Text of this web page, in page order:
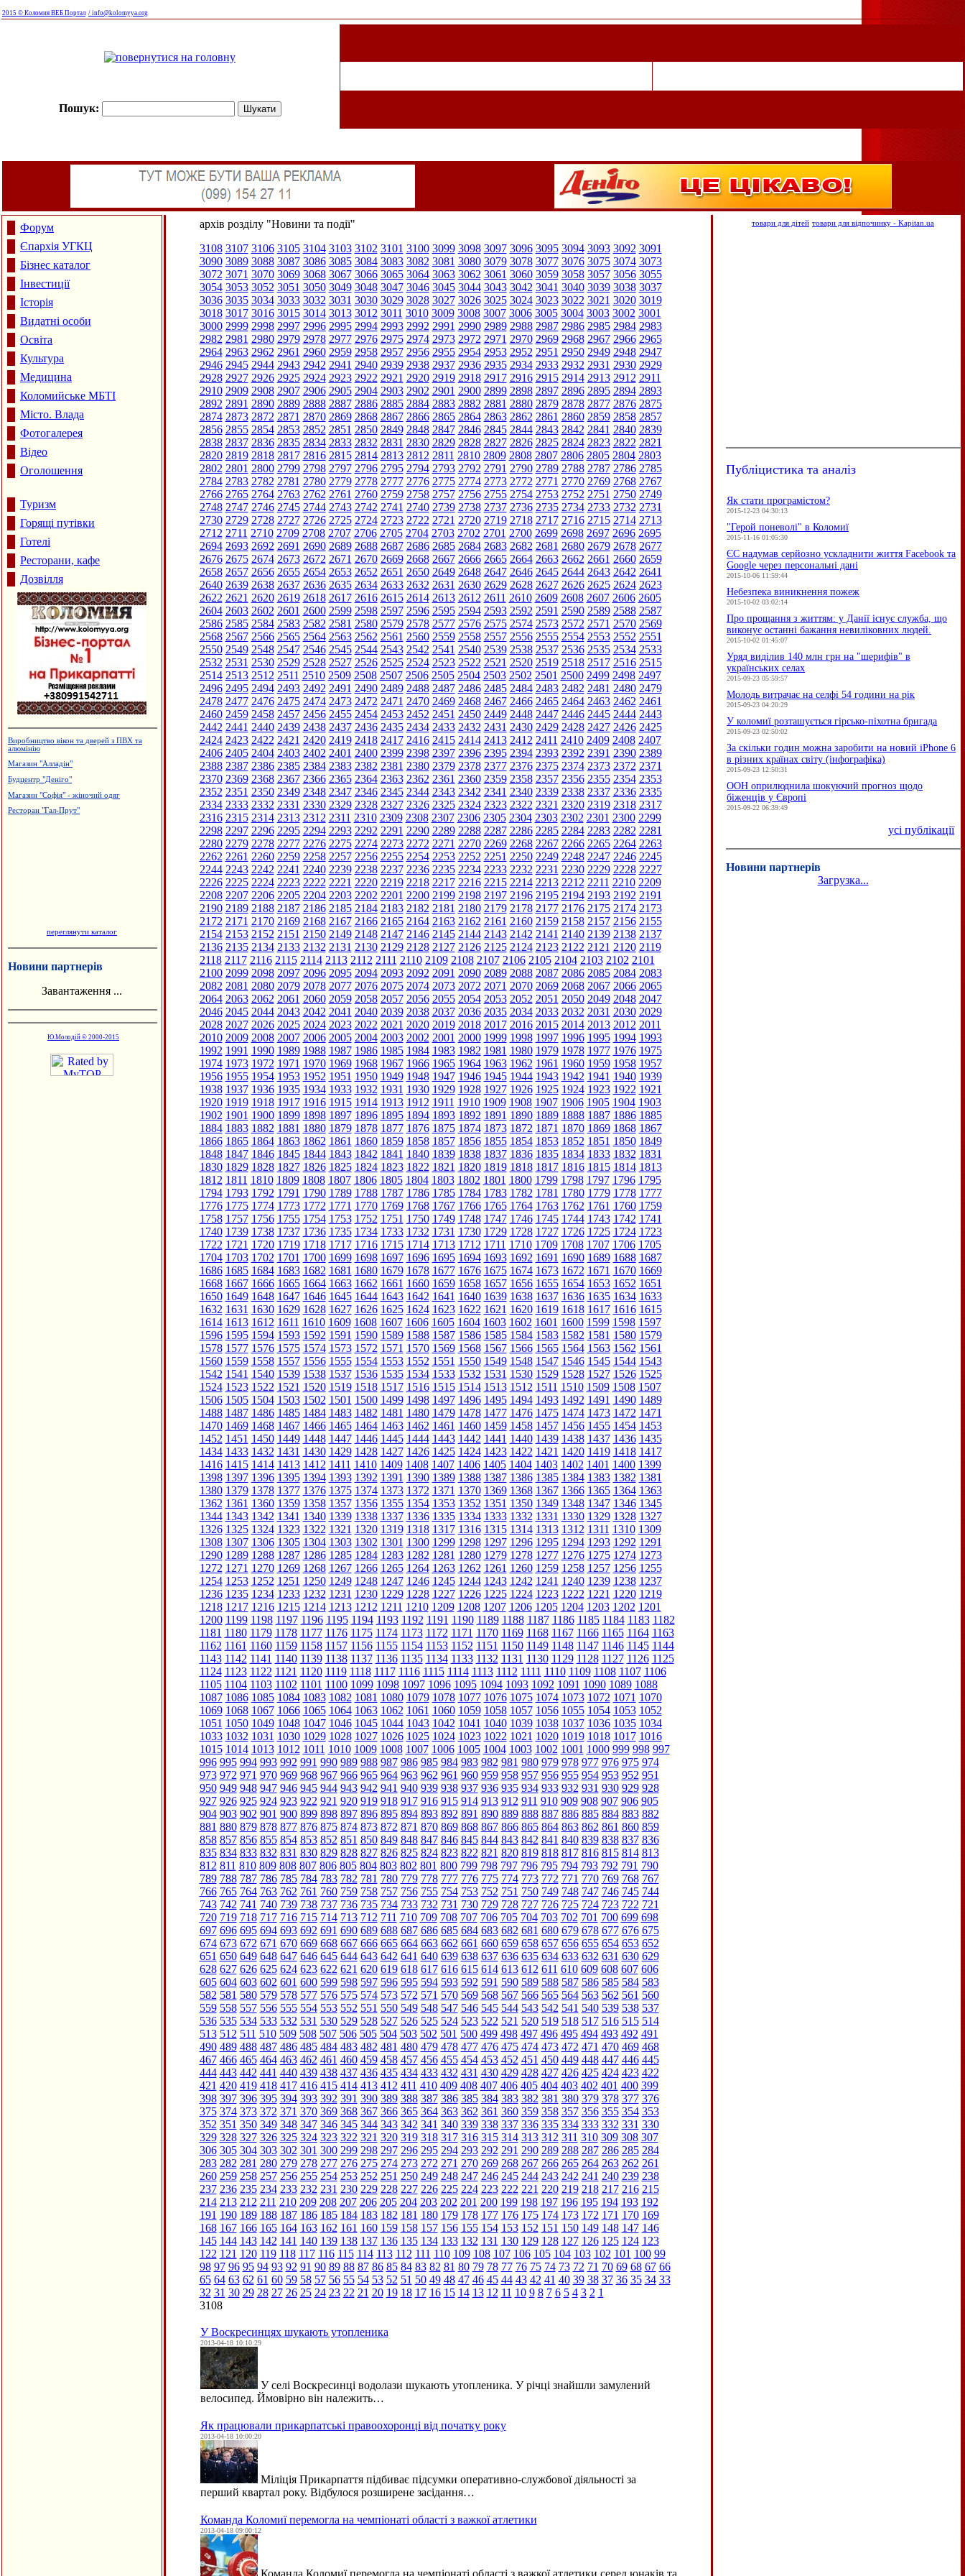
2015 © Коломия ВЕБ Портал / info@kolomyya.org
Пошук:
Форум
Єпархія УГКЦ
Бізнес каталог
Інвестиції
Історія
Видатні особи
Освіта
Культура
Медицина
Коломийське МБТІ
Місто. Влада
Фотогалерея
Відео
Оголошення
Туризм
Горящі путівки
Готелі
Ресторани, кафе
Дозвілля
Виробництво вікон та дверей з ПВХ та
алюмінію
Магазин "Алладін"
Будцентр "Деніго"
Магазин "Софія" - жіночий одяг
Ресторан "Гал-Прут"
переглянути каталог
Новини партнерів
Завантаження ...
Ю.Молодій © 2000-2015
архів розділу "Новини та події"
3108 3107 3106 3105 3104 3103 3102 3101 3100 3099 3098 3097 3096 3095 3094 3093 3092 3091
3090 3089 3088 3087 3086 3085 3084 3083 3082 3081 3080 3079 3078 3077 3076 3075 3074 3073
3072 3071 3070 3069 3068 3067 3066 3065 3064 3063 3062 3061 3060 3059 3058 3057 3056 3055
3054 3053 3052 3051 3050 3049 3048 3047 3046 3045 3044 3043 3042 3041 3040 3039 3038 3037
3036 3035 3034 3033 3032 3031 3030 3029 3028 3027 3026 3025 3024 3023 3022 3021 3020 3019
3018 3017 3016 3015 3014 3013 3012 3011 3010 3009 3008 3007 3006 3005 3004 3003 3002 3001
3000 2999 2998 2997 2996 2995 2994 2993 2992 2991 2990 2989 2988 2987 2986 2985 2984 2983
2982 2981 2980 2979 2978 2977 2976 2975 2974 2973 2972 2971 2970 2969 2968 2967 2966 2965
2964 2963 2962 2961 2960 2959 2958 2957 2956 2955 2954 2953 2952 2951 2950 2949 2948 2947
2946 2945 2944 2943 2942 2941 2940 2939 2938 2937 2936 2935 2934 2933 2932 2931 2930 2929
2928 2927 2926 2925 2924 2923 2922 2921 2920 2919 2918 2917 2916 2915 2914 2913 2912 2911
2910 2909 2908 2907 2906 2905 2904 2903 2902 2901 2900 2899 2898 2897 2896 2895 2894 2893
2892 2891 2890 2889 2888 2887 2886 2885 2884 2883 2882 2881 2880 2879 2878 2877 2876 2875
2874 2873 2872 2871 2870 2869 2868 2867 2866 2865 2864 2863 2862 2861 2860 2859 2858 2857
2856 2855 2854 2853 2852 2851 2850 2849 2848 2847 2846 2845 2844 2843 2842 2841 2840 2839
2838 2837 2836 2835 2834 2833 2832 2831 2830 2829 2828 2827 2826 2825 2824 2823 2822 2821
2820 2819 2818 2817 2816 2815 2814 2813 2812 2811 2810 2809 2808 2807 2806 2805 2804 2803
2802 2801 2800 2799 2798 2797 2796 2795 2794 2793 2792 2791 2790 2789 2788 2787 2786 2785
2784 2783 2782 2781 2780 2779 2778 2777 2776 2775 2774 2773 2772 2771 2770 2769 2768 2767
2766 2765 2764 2763 2762 2761 2760 2759 2758 2757 2756 2755 2754 2753 2752 2751 2750 2749
2748 2747 2746 2745 2744 2743 2742 2741 2740 2739 2738 2737 2736 2735 2734 2733 2732 2731
2730 2729 2728 2727 2726 2725 2724 2723 2722 2721 2720 2719 2718 2717 2716 2715 2714 2713
2712 2711 2710 2709 2708 2707 2706 2705 2704 2703 2702 2701 2700 2699 2698 2697 2696 2695
2694 2693 2692 2691 2690 2689 2688 2687 2686 2685 2684 2683 2682 2681 2680 2679 2678 2677
2676 2675 2674 2673 2672 2671 2670 2669 2668 2667 2666 2665 2664 2663 2662 2661 2660 2659
2658 2657 2656 2655 2654 2653 2652 2651 2650 2649 2648 2647 2646 2645 2644 2643 2642 2641
2640 2639 2638 2637 2636 2635 2634 2633 2632 2631 2630 2629 2628 2627 2626 2625 2624 2623
2622 2621 2620 2619 2618 2617 2616 2615 2614 2613 2612 2611 2610 2609 2608 2607 2606 2605
2604 2603 2602 2601 2600 2599 2598 2597 2596 2595 2594 2593 2592 2591 2590 2589 2588 2587
2586 2585 2584 2583 2582 2581 2580 2579 2578 2577 2576 2575 2574 2573 2572 2571 2570 2569
2568 2567 2566 2565 2564 2563 2562 2561 2560 2559 2558 2557 2556 2555 2554 2553 2552 2551
2550 2549 2548 2547 2546 2545 2544 2543 2542 2541 2540 2539 2538 2537 2536 2535 2534 2533
2532 2531 2530 2529 2528 2527 2526 2525 2524 2523 2522 2521 2520 2519 2518 2517 2516 2515
2514 2513 2512 2511 2510 2509 2508 2507 2506 2505 2504 2503 2502 2501 2500 2499 2498 2497
2496 2495 2494 2493 2492 2491 2490 2489 2488 2487 2486 2485 2484 2483 2482 2481 2480 2479
2478 2477 2476 2475 2474 2473 2472 2471 2470 2469 2468 2467 2466 2465 2464 2463 2462 2461
2460 2459 2458 2457 2456 2455 2454 2453 2452 2451 2450 2449 2448 2447 2446 2445 2444 2443
2442 2441 2440 2439 2438 2437 2436 2435 2434 2433 2432 2431 2430 2429 2428 2427 2426 2425
2424 2423 2422 2421 2420 2419 2418 2417 2416 2415 2414 2413 2412 2411 2410 2409 2408 2407
2406 2405 2404 2403 2402 2401 2400 2399 2398 2397 2396 2395 2394 2393 2392 2391 2390 2389
2388 2387 2386 2385 2384 2383 2382 2381 2380 2379 2378 2377 2376 2375 2374 2373 2372 2371
2370 2369 2368 2367 2366 2365 2364 2363 2362 2361 2360 2359 2358 2357 2356 2355 2354 2353
2352 2351 2350 2349 2348 2347 2346 2345 2344 2343 2342 2341 2340 2339 2338 2337 2336 2335
2334 2333 2332 2331 2330 2329 2328 2327 2326 2325 2324 2323 2322 2321 2320 2319 2318 2317
2316 2315 2314 2313 2312 2311 2310 2309 2308 2307 2306 2305 2304 2303 2302 2301 2300 2299
2298 2297 2296 2295 2294 2293 2292 2291 2290 2289 2288 2287 2286 2285 2284 2283 2282 2281
2280 2279 2278 2277 2276 2275 2274 2273 2272 2271 2270 2269 2268 2267 2266 2265 2264 2263
2262 2261 2260 2259 2258 2257 2256 2255 2254 2253 2252 2251 2250 2249 2248 2247 2246 2245
2244 2243 2242 2241 2240 2239 2238 2237 2236 2235 2234 2233 2232 2231 2230 2229 2228 2227
2226 2225 2224 2223 2222 2221 2220 2219 2218 2217 2216 2215 2214 2213 2212 2211 2210 2209
2208 2207 2206 2205 2204 2203 2202 2201 2200 2199 2198 2197 2196 2195 2194 2193 2192 2191
2190 2189 2188 2187 2186 2185 2184 2183 2182 2181 2180 2179 2178 2177 2176 2175 2174 2173
2172 2171 2170 2169 2168 2167 2166 2165 2164 2163 2162 2161 2160 2159 2158 2157 2156 2155
2154 2153 2152 2151 2150 2149 2148 2147 2146 2145 2144 2143 2142 2141 2140 2139 2138 2137
2136 2135 2134 2133 2132 2131 2130 2129 2128 2127 2126 2125 2124 2123 2122 2121 2120 2119
2118 2117 2116 2115 2114 2113 2112 2111 2110 2109 2108 2107 2106 2105 2104 2103 2102 2101
2100 2099 2098 2097 2096 2095 2094 2093 2092 2091 2090 2089 2088 2087 2086 2085 2084 2083
2082 2081 2080 2079 2078 2077 2076 2075 2074 2073 2072 2071 2070 2069 2068 2067 2066 2065
2064 2063 2062 2061 2060 2059 2058 2057 2056 2055 2054 2053 2052 2051 2050 2049 2048 2047
2046 2045 2044 2043 2042 2041 2040 2039 2038 2037 2036 2035 2034 2033 2032 2031 2030 2029
2028 2027 2026 2025 2024 2023 2022 2021 2020 2019 2018 2017 2016 2015 2014 2013 2012 2011
2010 2009 2008 2007 2006 2005 2004 2003 2002 2001 2000 1999 1998 1997 1996 1995 1994 1993
1992 1991 1990 1989 1988 1987 1986 1985 1984 1983 1982 1981 1980 1979 1978 1977 1976 1975
1974 1973 1972 1971 1970 1969 1968 1967 1966 1965 1964 1963 1962 1961 1960 1959 1958 1957
1956 1955 1954 1953 1952 1951 1950 1949 1948 1947 1946 1945 1944 1943 1942 1941 1940 1939
1938 1937 1936 1935 1934 1933 1932 1931 1930 1929 1928 1927 1926 1925 1924 1923 1922 1921
1920 1919 1918 1917 1916 1915 1914 1913 1912 1911 1910 1909 1908 1907 1906 1905 1904 1903
1902 1901 1900 1899 1898 1897 1896 1895 1894 1893 1892 1891 1890 1889 1888 1887 1886 1885
1884 1883 1882 1881 1880 1879 1878 1877 1876 1875 1874 1873 1872 1871 1870 1869 1868 1867
1866 1865 1864 1863 1862 1861 1860 1859 1858 1857 1856 1855 1854 1853 1852 1851 1850 1849
1848 1847 1846 1845 1844 1843 1842 1841 1840 1839 1838 1837 1836 1835 1834 1833 1832 1831
1830 1829 1828 1827 1826 1825 1824 1823 1822 1821 1820 1819 1818 1817 1816 1815 1814 1813
1812 1811 1810 1809 1808 1807 1806 1805 1804 1803 1802 1801 1800 1799 1798 1797 1796 1795
1794 1793 1792 1791 1790 1789 1788 1787 1786 1785 1784 1783 1782 1781 1780 1779 1778 1777
1776 1775 1774 1773 1772 1771 1770 1769 1768 1767 1766 1765 1764 1763 1762 1761 1760 1759
1758 1757 1756 1755 1754 1753 1752 1751 1750 1749 1748 1747 1746 1745 1744 1743 1742 1741
1740 1739 1738 1737 1736 1735 1734 1733 1732 1731 1730 1729 1728 1727 1726 1725 1724 1723
1722 1721 1720 1719 1718 1717 1716 1715 1714 1713 1712 1711 1710 1709 1708 1707 1706 1705
1704 1703 1702 1701 1700 1699 1698 1697 1696 1695 1694 1693 1692 1691 1690 1689 1688 1687
1686 1685 1684 1683 1682 1681 1680 1679 1678 1677 1676 1675 1674 1673 1672 1671 1670 1669
1668 1667 1666 1665 1664 1663 1662 1661 1660 1659 1658 1657 1656 1655 1654 1653 1652 1651
1650 1649 1648 1647 1646 1645 1644 1643 1642 1641 1640 1639 1638 1637 1636 1635 1634 1633
1632 1631 1630 1629 1628 1627 1626 1625 1624 1623 1622 1621 1620 1619 1618 1617 1616 1615
1614 1613 1612 1611 1610 1609 1608 1607 1606 1605 1604 1603 1602 1601 1600 1599 1598 1597
1596 1595 1594 1593 1592 1591 1590 1589 1588 1587 1586 1585 1584 1583 1582 1581 1580 1579
1578 1577 1576 1575 1574 1573 1572 1571 1570 1569 1568 1567 1566 1565 1564 1563 1562 1561
1560 1559 1558 1557 1556 1555 1554 1553 1552 1551 1550 1549 1548 1547 1546 1545 1544 1543
1542 1541 1540 1539 1538 1537 1536 1535 1534 1533 1532 1531 1530 1529 1528 1527 1526 1525
1524 1523 1522 1521 1520 1519 1518 1517 1516 1515 1514 1513 1512 1511 1510 1509 1508 1507
1506 1505 1504 1503 1502 1501 1500 1499 1498 1497 1496 1495 1494 1493 1492 1491 1490 1489
1488 1487 1486 1485 1484 1483 1482 1481 1480 1479 1478 1477 1476 1475 1474 1473 1472 1471
1470 1469 1468 1467 1466 1465 1464 1463 1462 1461 1460 1459 1458 1457 1456 1455 1454 1453
1452 1451 1450 1449 1448 1447 1446 1445 1444 1443 1442 1441 1440 1439 1438 1437 1436 1435
1434 1433 1432 1431 1430 1429 1428 1427 1426 1425 1424 1423 1422 1421 1420 1419 1418 1417
1416 1415 1414 1413 1412 1411 1410 1409 1408 1407 1406 1405 1404 1403 1402 1401 1400 1399
1398 1397 1396 1395 1394 1393 1392 1391 1390 1389 1388 1387 1386 1385 1384 1383 1382 1381
1380 1379 1378 1377 1376 1375 1374 1373 1372 1371 1370 1369 1368 1367 1366 1365 1364 1363
1362 1361 1360 1359 1358 1357 1356 1355 1354 1353 1352 1351 1350 1349 1348 1347 1346 1345
1344 1343 1342 1341 1340 1339 1338 1337 1336 1335 1334 1333 1332 1331 1330 1329 1328 1327
1326 1325 1324 1323 1322 1321 1320 1319 1318 1317 1316 1315 1314 1313 1312 1311 1310 1309
1308 1307 1306 1305 1304 1303 1302 1301 1300 1299 1298 1297 1296 1295 1294 1293 1292 1291
1290 1289 1288 1287 1286 1285 1284 1283 1282 1281 1280 1279 1278 1277 1276 1275 1274 1273
1272 1271 1270 1269 1268 1267 1266 1265 1264 1263 1262 1261 1260 1259 1258 1257 1256 1255
1254 1253 1252 1251 1250 1249 1248 1247 1246 1245 1244 1243 1242 1241 1240 1239 1238 1237
1236 1235 1234 1233 1232 1231 1230 1229 1228 1227 1226 1225 1224 1223 1222 1221 1220 1219
1218 1217 1216 1215 1214 1213 1212 1211 1210 1209 1208 1207 1206 1205 1204 1203 1202 1201
1200 1199 1198 1197 1196 1195 1194 1193 1192 1191 1190 1189 1188 1187 1186 1185 1184 1183 1182
1181 1180 1179 1178 1177 1176 1175 1174 1173 1172 1171 1170 1169 1168 1167 1166 1165 1164 1163
1162 1161 1160 1159 1158 1157 1156 1155 1154 1153 1152 1151 1150 1149 1148 1147 1146 1145 1144
1143 1142 1141 1140 1139 1138 1137 1136 1135 1134 1133 1132 1131 1130 1129 1128 1127 1126 1125
1124 1123 1122 1121 1120 1119 1118 1117 1116 1115 1114 1113 1112 1111 1110 1109 1108 1107 1106
1105 1104 1103 1102 1101 1100 1099 1098 1097 1096 1095 1094 1093 1092 1091 1090 1089 1088
1087 1086 1085 1084 1083 1082 1081 1080 1079 1078 1077 1076 1075 1074 1073 1072 1071 1070
1069 1068 1067 1066 1065 1064 1063 1062 1061 1060 1059 1058 1057 1056 1055 1054 1053 1052
1051 1050 1049 1048 1047 1046 1045 1044 1043 1042 1041 1040 1039 1038 1037 1036 1035 1034
1033 1032 1031 1030 1029 1028 1027 1026 1025 1024 1023 1022 1021 1020 1019 1018 1017 1016
1015 1014 1013 1012 1011 1010 1009 1008 1007 1006 1005 1004 1003 1002 1001 1000 999 998 997
996 995 994 993 992 991 990 989 988 987 986 985 984 983 982 981 980 979 978 977 976 975 974
973 972 971 970 969 968 967 966 965 964 963 962 961 960 959 958 957 956 955 954 953 952 951
950 949 948 947 946 945 944 943 942 941 940 939 938 937 936 935 934 933 932 931 930 929 928
927 926 925 924 923 922 921 920 919 918 917 916 915 914 913 912 911 910 909 908 907 906 905
904 903 902 901 900 899 898 897 896 895 894 893 892 891 890 889 888 887 886 885 884 883 882
881 880 879 878 877 876 875 874 873 872 871 870 869 868 867 866 865 864 863 862 861 860 859
858 857 856 855 854 853 852 851 850 849 848 847 846 845 844 843 842 841 840 839 838 837 836
835 834 833 832 831 830 829 828 827 826 825 824 823 822 821 820 819 818 817 816 815 814 813
812 811 810 809 808 807 806 805 804 803 802 801 800 799 798 797 796 795 794 793 792 791 790
789 788 787 786 785 784 783 782 781 780 779 778 777 776 775 774 773 772 771 770 769 768 767
766 765 764 763 762 761 760 759 758 757 756 755 754 753 752 751 750 749 748 747 746 745 744
743 742 741 740 739 738 737 736 735 734 733 732 731 730 729 728 727 726 725 724 723 722 721
720 719 718 717 716 715 714 713 712 711 710 709 708 707 706 705 704 703 702 701 700 699 698
697 696 695 694 693 692 691 690 689 688 687 686 685 684 683 682 681 680 679 678 677 676 675
674 673 672 671 670 669 668 667 666 665 664 663 662 661 660 659 658 657 656 655 654 653 652
651 650 649 648 647 646 645 644 643 642 641 640 639 638 637 636 635 634 633 632 631 630 629
628 627 626 625 624 623 622 621 620 619 618 617 616 615 614 613 612 611 610 609 608 607 606
605 604 603 602 601 600 599 598 597 596 595 594 593 592 591 590 589 588 587 586 585 584 583
582 581 580 579 578 577 576 575 574 573 572 571 570 569 568 567 566 565 564 563 562 561 560
559 558 557 556 555 554 553 552 551 550 549 548 547 546 545 544 543 542 541 540 539 538 537
536 535 534 533 532 531 530 529 528 527 526 525 524 523 522 521 520 519 518 517 516 515 514
513 512 511 510 509 508 507 506 505 504 503 502 501 500 499 498 497 496 495 494 493 492 491
490 489 488 487 486 485 484 483 482 481 480 479 478 477 476 475 474 473 472 471 470 469 468
467 466 465 464 463 462 461 460 459 458 457 456 455 454 453 452 451 450 449 448 447 446 445
444 443 442 441 440 439 438 437 436 435 434 433 432 431 430 429 428 427 426 425 424 423 422
421 420 419 418 417 416 415 414 413 412 411 410 409 408 407 406 405 404 403 402 401 400 399
398 397 396 395 394 393 392 391 390 389 388 387 386 385 384 383 382 381 380 379 378 377 376
375 374 373 372 371 370 369 368 367 366 365 364 363 362 361 360 359 358 357 356 355 354 353
352 351 350 349 348 347 346 345 344 343 342 341 340 339 338 337 336 335 334 333 332 331 330
329 328 327 326 325 324 323 322 321 320 319 318 317 316 315 314 313 312 311 310 309 308 307
306 305 304 303 302 301 300 299 298 297 296 295 294 293 292 291 290 289 288 287 286 285 284
283 282 281 280 279 278 277 276 275 274 273 272 271 270 269 268 267 266 265 264 263 262 261
260 259 258 257 256 255 254 253 252 251 250 249 248 247 246 245 244 243 242 241 240 239 238
237 236 235 234 233 232 231 230 229 228 227 226 225 224 223 222 221 220 219 218 217 216 215
214 213 212 211 210 209 208 207 206 205 204 203 202 201 200 199 198 197 196 195 194 193 192
191 190 189 188 187 186 185 184 183 182 181 180 179 178 177 176 175 174 173 172 171 170 169
168 167 166 165 164 163 162 161 160 159 158 157 156 155 154 153 152 151 150 149 148 147 146
145 144 143 142 141 140 139 138 137 136 135 134 133 132 131 130 129 128 127 126 125 124 123
122 121 120 119 118 117 116 115 114 113 112 111 110 109 108 107 106 105 104 103 102 101 100 99
98 97 96 95 94 93 92 91 90 89 88 87 86 85 84 83 82 81 80 79 78 77 76 75 74 73 72 71 70 69 68 67 66
65 64 63 62 61 60 59 58 57 56 55 54 53 52 51 50 49 48 47 46 45 44 43 42 41 40 39 38 37 36 35 34 33
32 31 30 29 28 27 26 25 24 23 22 21 20 19 18 17 16 15 14 13 12 11 10 9 8 7 6 5 4 3 2 1
3108
У Воскресинцях шукають утопленика
2013-04-18 10:10:29
У селі Воскресинці водолази шукають утопленика. У річці знайшли замулений
велосипед. Ймовірно він належить…
Як працювали прикарпатські правоохоронці від початку року
2013-04-18 10:00:20
Міліція Прикарпаття підбиває підсумки оперативно-службової діяльності за
перший квартал року. Відбулося розширене засідання…
Команда Коломиї перемогла на чемпіонаті області з важкої атлетики
2013-04-18 09:00:12
Команда Коломиї перемогла на чемпіонаті області з важкої атлетики серед юнаків та
товари для дітей товари для відпочинку - Kapitan.ua
Публіцистика та аналіз
Як стати програмістом?
2015-12-23 04:30:13
"Герой поневолі" в Коломиї
2015-11-16 01:05:30
ЄC надумав серйозно ускладнити життя Facebook та
Google через персональні дані
2015-10-06 11:59:44
Небезпека виникнення пожеж
2015-10-02 03:02:14
Про прощання з життям: у Данії існує служба, що
виконує останні бажання невиліковних людей.
2015-10-02 01:45:07
Уряд виділив 140 млн грн на "шерифів" в
українських селах
2015-09-23 05:59:57
Молодь витрачає на селфі 54 години на рік
2015-09-23 04:20:29
У коломиї розташується гірсько-піхотна бригада
2015-09-23 02:50:02
За скільки годин можна заробити на новий iPhone 6
в різних країнах світу (інфографіка)
2015-09-23 12:50:31
ООН оприлюднила шокуючий прогноз щодо
біженців у Європі
2015-09-22 06:39:49
усі публікації
Новини партнерів
Загрузка...